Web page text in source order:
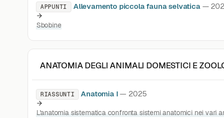
APPUNTI Allevamento piccola fauna selvatica —
Sbobine
ANATOMIA DEGLI ANIMALI DOMESTICI E
RIASSUNTI Anatomia I — 2025
L'anatomia sistematica confronta sistemi anatomici nei vari